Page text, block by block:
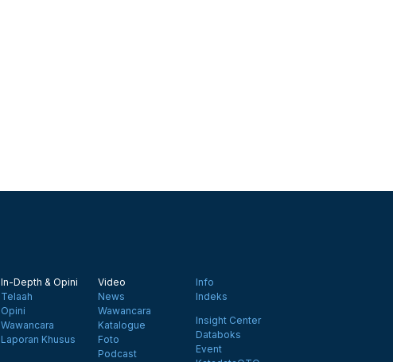
In-Depth & Opini
Telaah
Opini
Wawancara
Laporan Khusus
Video
News
Wawancara
Katalogue
Foto
Podcast
Info
Indeks
Insight Center
Databoks
Event